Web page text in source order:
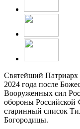
Святейший Патриарх
2024 года после
Вооруженных сил
обороны Российской
старинный список
Богородицы.